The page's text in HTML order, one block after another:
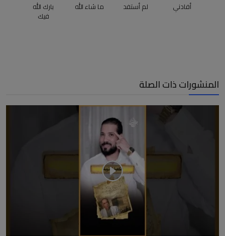
أفادني لم أستفد ما شاء الله بارك الله
فيك
المنشورات ذات الصلة